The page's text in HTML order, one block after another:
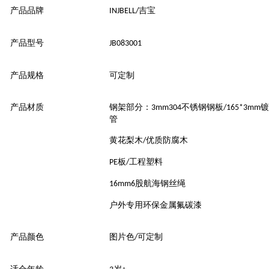
产品品牌 INJBELL/吉宝
产品型号 JB083001
产品规格 可定制
产品材质 钢架部分： 3mm304不锈钢钢板/165*3mm
管
黄花梨木/优质防腐木
PE板/工程塑料
16mm6股航海钢丝绳
户外专用环保金属氟碳漆
产品颜色 图片色/可定制